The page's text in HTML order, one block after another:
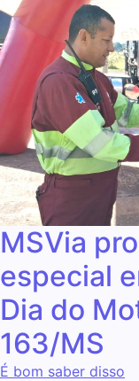
MSVia
especial
Dia do
163/MS
É bom saber disso